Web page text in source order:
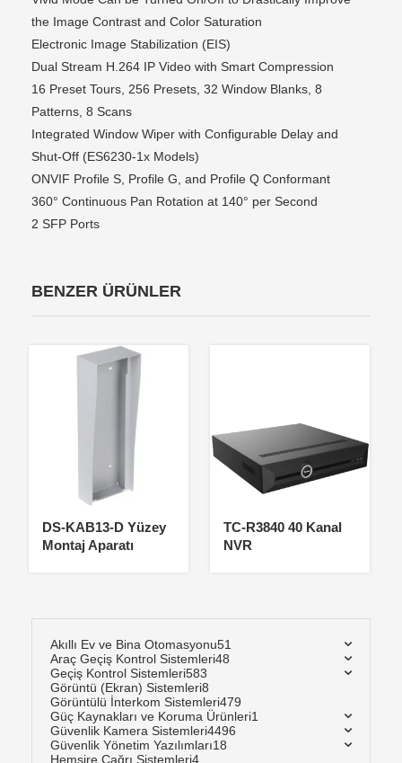
the Image Contrast and Color Saturation
Electronic Image Stabilization (EIS)
Dual Stream H.264 IP Video with Smart Compression
16 Preset Tours, 256 Presets, 32 Window Blanks, 8
Patterns, 8 Scans
Integrated Window Wiper with Configurable Delay and
Shut-Off (ES6230-1x Models)
ONVIF Profile S, Profile G, and Profile Q Conformant
360° Continuous Pan Rotation at 140° per Second
2 SFP Ports
BENZER ÜRÜNLER
DS-KAB13-D Yüzey
Montaj Aparatı
TC-R3840 40 Kanal
NVR
Akıllı Ev ve Bina Otomasyonu51
Araç Geçiş Kontrol Sistemleri48
Geçiş Kontrol Sistemleri583
Görüntü (Ekran) Sistemleri8
Görüntülü İnterkom Sistemleri479
Güç Kaynakları ve Koruma Ürünleri1
Güvenlik Kamera Sistemleri4496
Güvenlik Yönetim Yazılımları18
Hemşire Çağrı Sistemleri4